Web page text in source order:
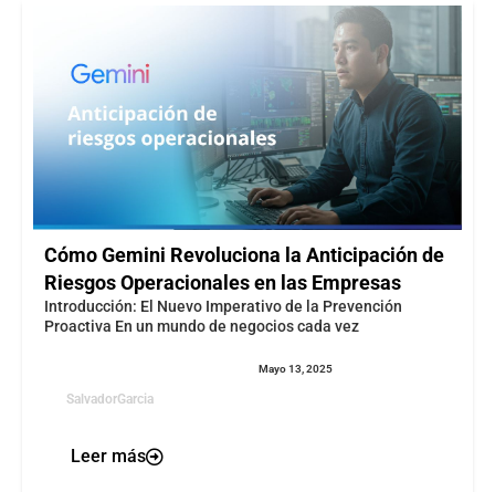
Cómo Gemini Revoluciona la Anticipación de
Riesgos Operacionales en las Empresas
Introducción: El Nuevo Imperativo de la Prevención
Proactiva En un mundo de negocios cada vez
SalvadorGarcia
Mayo 13, 2025
Leer más